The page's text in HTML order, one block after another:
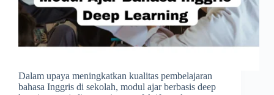
Dalam upaya meningkatkan kualitas pembelajaran
bahasa Inggris di sekolah, modul ajar berbasis deep